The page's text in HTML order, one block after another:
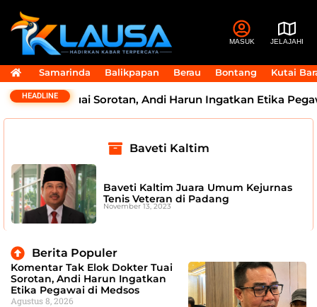
MASUK JELAJAHI
Samarinda Balikpapan Berau Bontang Kutai
HEADLINE
Dokter Tuai Sorotan, Andi Harun Ingatkan Etika
Baveti Kaltim
Baveti Kaltim Juara Umum Kejurnas
Tenis Veteran di Padang
November 13, 2023
Berita Populer
Komentar Tak Elok Dokter Tuai
Sorotan, Andi Harun Ingatkan
Etika Pegawai di Medsos
Agustus 8, 2026